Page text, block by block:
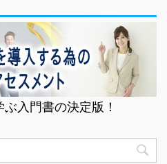
入門書の決定版！